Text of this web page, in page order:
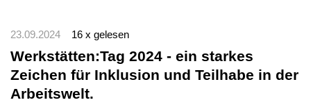
23.09.2024 16 x gelesen
Werkstätten:Tag 2024 - ein starkes
Zeichen für Inklusion und Teilhabe in der
Arbeitswelt.